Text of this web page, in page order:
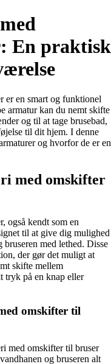
En praktisk
er en smart og funktionel
armatur kan du nemt skifte
og til at tage brusebad,
til dit hjem. I denne
og hvorfor de er en
med omskifter
også kendt som en
til at give dig mulighed
med lethed. Disse
der gør det muligt at
skifte mellem
tryk på en knap eller
omskifter til
med omskifter til bruser
og bruseren alt